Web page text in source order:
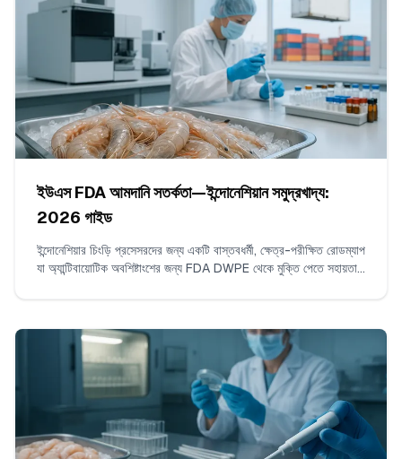
ইউএস FDA আমদানি সতর্কতা—ইন্দোনেশিয়ান সমুদ্রখাদ্য:
2026 গাইড
ইন্দোনেশিয়ার চিংড়ি প্রসেসরদের জন্য একটি বাস্তবধর্মী, ক্ষেত্র-পরীক্ষিত রোডম্যাপ
যা অ্যান্টিবায়োটিক অবশিষ্টাংশের জন্য FDA DWPE থেকে মুক্তি পেতে সহায়তা